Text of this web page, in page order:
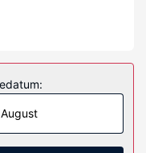
A'hongkou
seinen Gästen
Gegen Gebühr wird
August